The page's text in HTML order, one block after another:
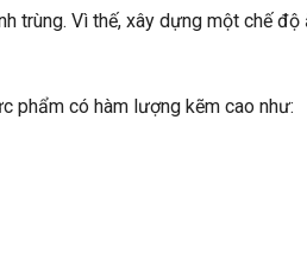
trùng. Vì thế, xây dựng một chế độ
phẩm có hàm lượng kẽm cao như: